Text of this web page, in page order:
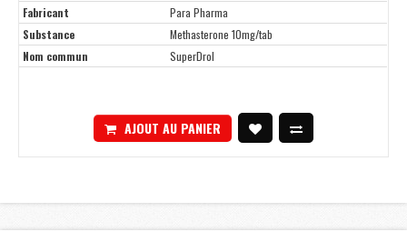
Fabricant
Para Pharma
Substance
Methasterone 10mg/tab
Nom commun
SuperDrol
AJOUT AU PANIER